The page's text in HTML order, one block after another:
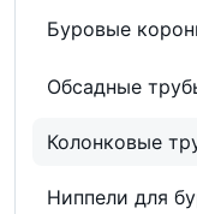
Буровые
Обсадные
Колонковые
Ниппели для